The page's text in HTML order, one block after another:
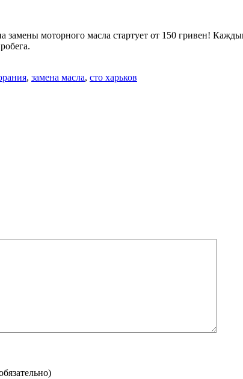
замены моторного масла стартует от 150 гривен!
, замена масла, сто харьков